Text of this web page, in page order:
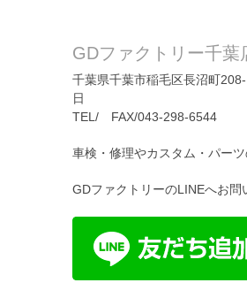
GDファクトリー千葉
千葉県千葉市稲毛区長沼町
日
TEL/ FAX/043-298-6544
車検・修理やカスタム・パー
GDファクトリーのLINEへお問